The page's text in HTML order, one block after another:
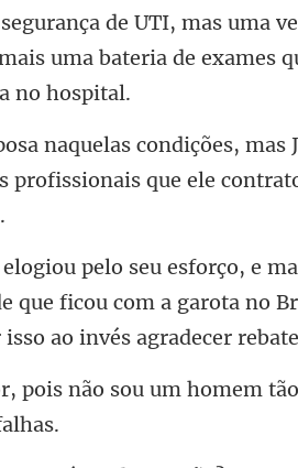
uma bateria de exames
mas
profissionais q
que ficou com a garota no
, pois não sou um homem